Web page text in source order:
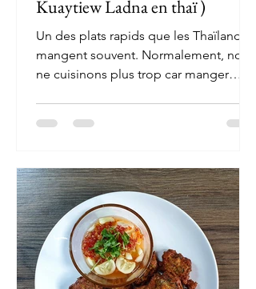
Kuaytiew Ladna en thaï )
Un des plats rapids que les Thaïlandais
mangent souvent. Normalement, nous
ne cuisinons plus trop car manger